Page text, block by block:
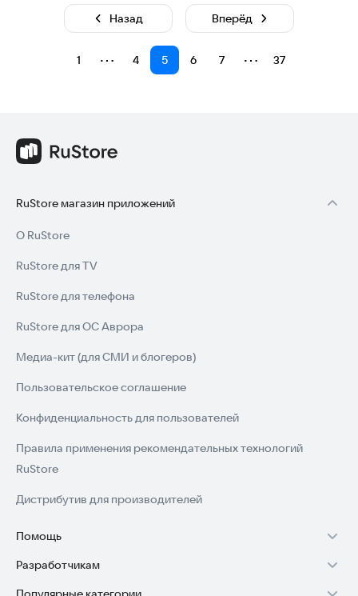
Назад
1 ⋯ 4 5 6 7 ⋯ 37
Вперёд
RuStore магазин приложений
О RuStore
RuStore для TV
RuStore для телефона
RuStore для ОС Аврора
Медиа-кит (для СМИ и блогеров)
Пользовательское соглашение
Конфиденциальность для пользователей
Правила применения рекомендательных технологий
RuStore
Дистрибутив для производителей
Помощь
Установка RuStore на TV
Разработчикам